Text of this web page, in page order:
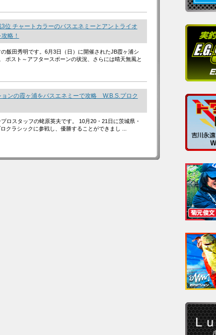
チャートカラーのバスエネミーとアントライオ
略！
飯田秀明です。6月3日（日）に開催されたJB霞ヶ浦シ
ポスト～アフタースポーンの状況、さらには晴天無風と
ンの霞ヶ浦をバスエネミーで攻略 W.B.S.プロク
ロスタッフの蛯原英夫です。 10月20・21日に茨城県・
クラシックに参戦し、優勝することができまし ...